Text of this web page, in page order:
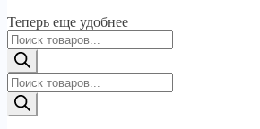
Теперь еще удобнее
Поиск
товаров
Поиск
товаров